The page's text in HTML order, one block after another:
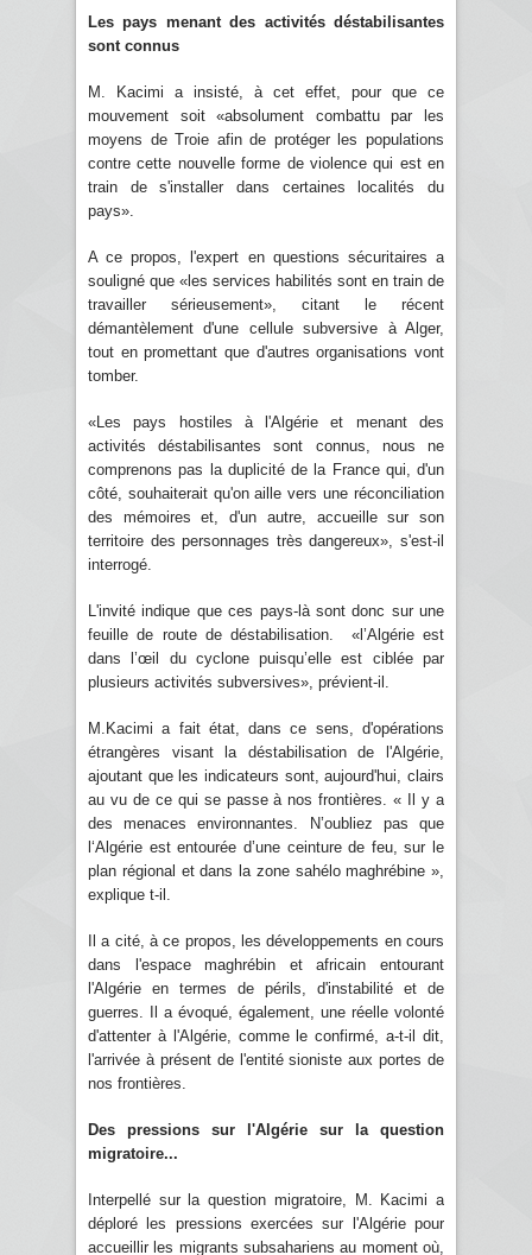
Les pays menant des activités déstabilisantes
sont connus
M. Kacimi a insisté, à cet effet, pour que ce
mouvement soit «absolument combattu par les
moyens de Troie afin de protéger les populations
contre cette nouvelle forme de violence qui est en
train de s'installer dans certaines localités du
pays».
A ce propos, l'expert en questions sécuritaires a
souligné que «les services habilités sont en train de
travailler sérieusement», citant le récent
démantèlement d'une cellule subversive à Alger,
tout en promettant que d'autres organisations vont
tomber.
«Les pays hostiles à l'Algérie et menant des
activités déstabilisantes sont connus, nous ne
comprenons pas la duplicité de la France qui, d'un
côté, souhaiterait qu'on aille vers une réconciliation
des mémoires et, d'un autre, accueille sur son
territoire des personnages très dangereux», s'est-il
interrogé.
L'invité indique que ces pays-là sont donc sur une
feuille de route de déstabilisation. «l’Algérie est
dans l’œil du cyclone puisqu’elle est ciblée par
plusieurs activités subversives», prévient-il.
M.Kacimi a fait état, dans ce sens, d'opérations
étrangères visant la déstabilisation de l'Algérie,
ajoutant que les indicateurs sont, aujourd'hui, clairs
au vu de ce qui se passe à nos frontières. « Il y a
des menaces environnantes. N’oubliez pas que
l‘Algérie est entourée d’une ceinture de feu, sur le
plan régional et dans la zone sahélo maghrébine »,
explique t-il.
Il a cité, à ce propos, les développements en cours
dans l'espace maghrébin et africain entourant
l'Algérie en termes de périls, d'instabilité et de
guerres. Il a évoqué, également, une réelle volonté
d'attenter à l'Algérie, comme le confirmé, a-t-il dit,
l'arrivée à présent de l'entité sioniste aux portes de
nos frontières.
Des pressions sur l'Algérie sur la question
migratoire...
Interpellé sur la question migratoire, M. Kacimi a
déploré les pressions exercées sur l'Algérie pour
accueillir les migrants subsahariens au moment où,